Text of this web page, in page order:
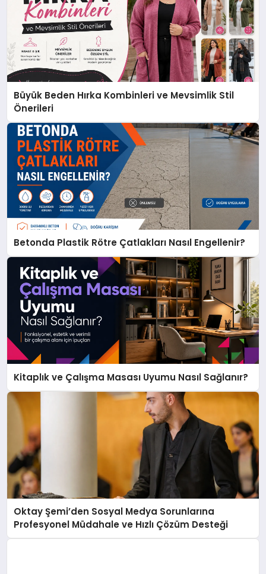
Büyük Beden Hırka Kombinleri ve Mevsimlik Stil
Önerileri
Betonda Plastik Rötre Çatlakları Nasıl Engellenir?
Kitaplık ve Çalışma Masası Uyumu Nasıl Sağlanır?
Oktay Şemi’den Sosyal Medya Sorunlarına
Profesyonel Müdahale ve Hızlı Çözüm Desteği